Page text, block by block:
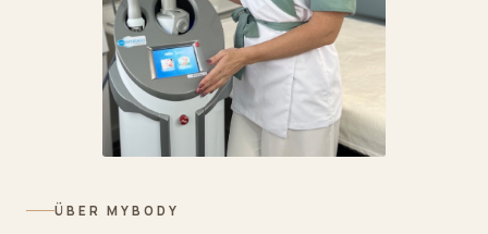
ÜBER MYBODY